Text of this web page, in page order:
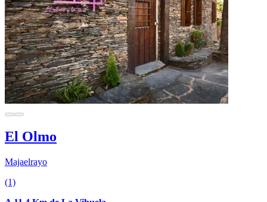
El Olmo
Majaelrayo
(1)